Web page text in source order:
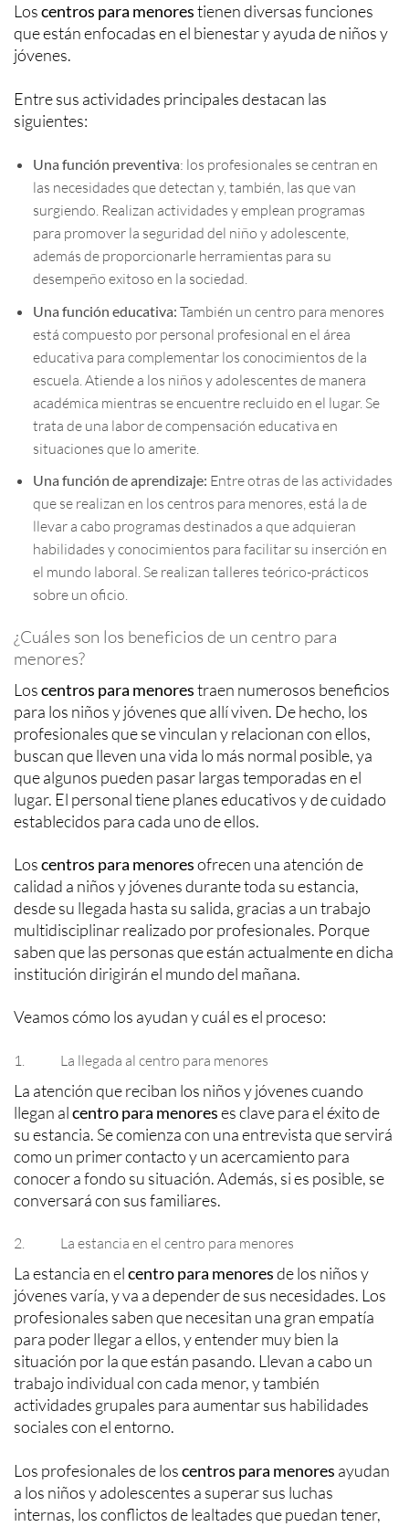
Loscentros para menorestienen diversas funciones
que están enfocadas en el bienestar y ayuda de niños y
jóvenes.
Entre sus actividades principales destacan las
siguientes:
Una función preventiva: los profesionales se centran en
las necesidades que detectan y, también, las que van
surgiendo. Realizan actividades y emplean programas
para promover la seguridad del niño y adolescente,
además de proporcionarle herramientas para su
desempeño exitoso en la sociedad.
Una función educativa: También un centro para menores
está compuesto por personal profesional en el área
educativa para complementar los conocimientos de la
escuela. Atiende a los niños y adolescentes de manera
académica mientras se encuentre recluido en el lugar. Se
trata de una labor de compensación educativa en
situaciones que lo amerite.
Una función de aprendizaje: Entre otras de las actividades
que se realizan en los centros para menores, está la de
llevar a cabo programas destinados a que adquieran
habilidades y conocimientos para facilitar su inserción en
el mundo laboral. Se realizan talleres teórico-prácticos
sobre un oficio.
¿Cuáles son los beneficios de un centro para
menores?
Loscentros para menorestraen numerosos beneficios
para los niños y jóvenes que allí viven. De hecho, los
profesionales que se vinculan y relacionan con ellos,
buscan que lleven una vida lo más normal posible, ya
que algunos pueden pasar largas temporadas en el
lugar. El personal tiene planes educativos y de cuidado
establecidos para cada uno de ellos.
Loscentros para menoresofrecen una atención de
calidad a niños y jóvenes durante toda su estancia,
desde su llegada hasta su salida, gracias a un trabajo
multidisciplinar realizado por profesionales. Porque
saben que las personas que están actualmente en dicha
institución dirigirán el mundo del mañana.
Veamos cómo los ayudan y cuál es el proceso:
1. La llegada al centro para menores
La atención que reciban los niños y jóvenes cuando
llegan alcentro para menoreses clave para el éxito de
su estancia. Se comienza con una entrevista que servirá
como un primer contacto y un acercamiento para
conocer a fondo su situación. Además, si es posible, se
conversará con sus familiares.
2. La estancia en el centro para menores
La estancia en elcentro para menoresde los niños y
jóvenes varía, y va a depender de sus necesidades. Los
profesionales saben que necesitan una gran empatía
para poder llegar a ellos, y entender muy bien la
situación por la que están pasando. Llevan a cabo un
trabajo individual con cada menor, y también
actividades grupales para aumentar sus habilidades
sociales con el entorno.
Los profesionales de loscentros para menores ayudan
a los niños y adolescentes a superar sus luchas
internas, los conflictos de lealtades que puedan tener,